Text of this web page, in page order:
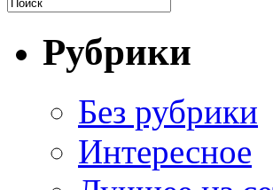
Рубрики
Без рубрики
Интересное